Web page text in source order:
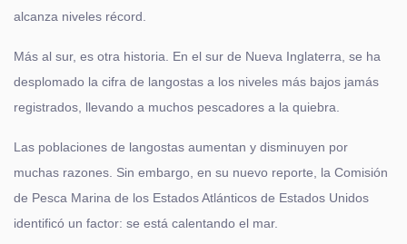
alcanza niveles récord.
Más al sur, es otra historia. En el sur de Nueva Inglaterra, se ha
desplomado la cifra de langostas a los niveles más bajos jamás
registrados, llevando a muchos pescadores a la quiebra.
Las poblaciones de langostas aumentan y disminuyen por
muchas razones. Sin embargo, en su nuevo reporte, la Comisión
de Pesca Marina de los Estados Atlánticos de Estados Unidos
identificó un factor: se está calentando el mar.